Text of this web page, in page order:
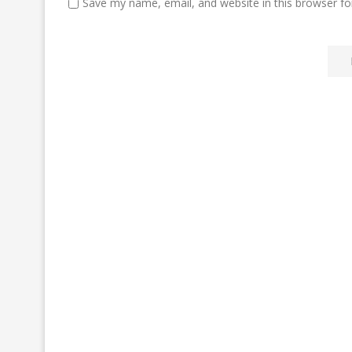
Save my name, email, and website in this browser